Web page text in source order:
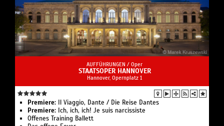
AUFFÜHRUNGEN / Oper
STAATSOPER HANNOVER
Hannover, Opernplatz 1
Premiere: Il Viaggio, Dante / Die Reise Dantes
Premiere: Ich, ich, ich! Je suis narcissiste
Offenes Training Ballett